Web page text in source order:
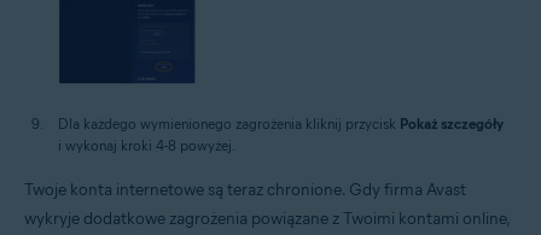
Dla każdego wymienionego zagrożenia kliknij przycisk Pokaż szczegóły
i wykonaj kroki 4-8 powyżej.
Twoje konta internetowe są teraz chronione. Gdy firma Avast
wykryje dodatkowe zagrożenia powiązane z Twoimi kontami online,